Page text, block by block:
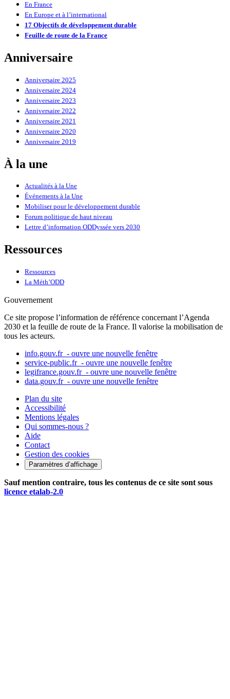
En France
En Europe et à l’international
17 Objectifs de développement durable
Feuille de route de la France
Anniversaire
Anniversaire 2025
Anniversaire 2024
Anniversaire 2023
Anniversaire 2022
Anniversaire 2021
Anniversaire 2020
Anniversaire 2019
À la une
Actualités à la Une
Événements à la Une
Mobiliser pour le développement durable
Forum politique de haut niveau
Lettre d’information ODDyssée vers 2030
Ressources
Ressources
La Méth’ODD
Gouvernement
Ce site propose l’information de référence concernant l’Agenda
2030 et la feuille de route de la France. Il valorise la mobilisation de
tous les acteurs.
info.gouv.fr - ouvre une nouvelle fenêtre
service-public.fr - ouvre une nouvelle fenêtre
legifrance.gouv.fr - ouvre une nouvelle fenêtre
data.gouv.fr - ouvre une nouvelle fenêtre
Plan du site
Accessibilité
Mentions légales
Qui sommes-nous ?
Aide
Contact
Gestion des cookies
Paramètres d’affichage
Sauf mention contraire, tous les contenus de ce site sont sous
licence etalab-2.0